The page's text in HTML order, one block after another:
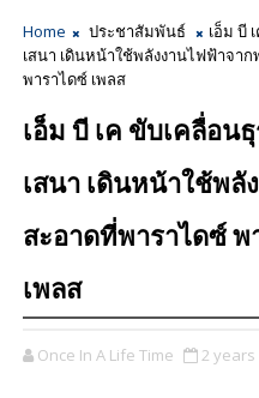
Home ประชาสัมพันธ์
เอ็ม บี
เสนา เดินหน้าใช้พลังงานไฟฟ้าจา
พาราไดซ์ เพลส
เอ็ม บี เค ขับเคลื่อน
เสนา เดินหน้าใช้พลั
สะอาดที่พาราไดซ์ พ
เพลส
Once In A Life Time 2 years